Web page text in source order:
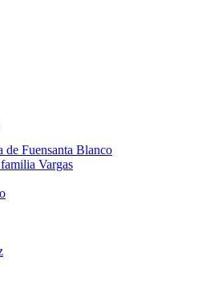
de Fuensanta Blanco
Vargas